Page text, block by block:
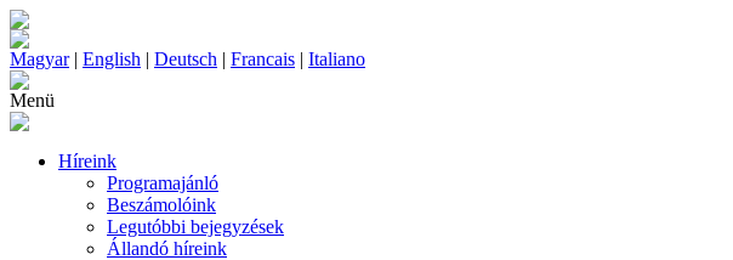
Magyar| English | Deutsch | Francais | Italiano
Menü
Híreink
Programajánló
Beszámolóink
Legutóbbi bejegyzések
Állandó híreink